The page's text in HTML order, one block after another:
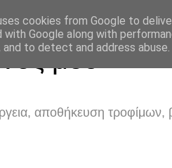
μου
αποθήκευση τροφίμων,
cookies from Google to
with Google along with
to detect and address abuse.